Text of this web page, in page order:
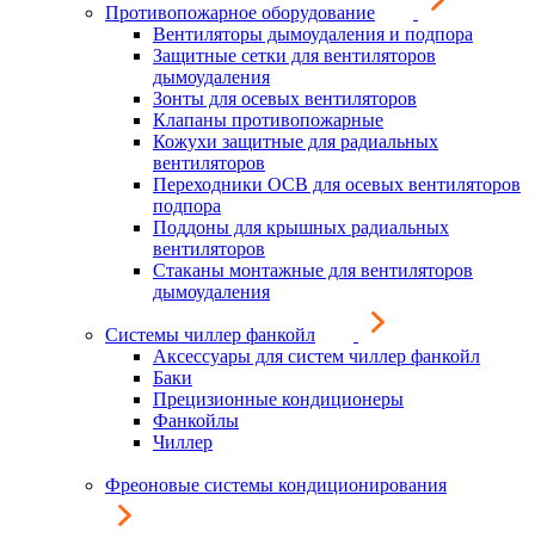
Противопожарное оборудование
Вентиляторы дымоудаления и подпора
Защитные сетки для вентиляторов
дымоудаления
Зонты для осевых вентиляторов
Клапаны противопожарные
Кожухи защитные для радиальных
вентиляторов
Переходники ОСВ для осевых вентиляторов
подпора
Поддоны для крышных радиальных
вентиляторов
Стаканы монтажные для вентиляторов
дымоудаления
Системы чиллер фанкойл
Аксессуары для систем чиллер фанкойл
Баки
Прецизионные кондиционеры
Фанкойлы
Чиллер
Фреоновые системы кондиционирования